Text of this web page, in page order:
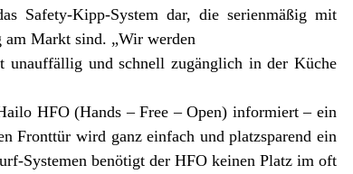
Safety-Kipp-System dar, die serienmäßig mit
am Markt sind. „Wir werden
unauffällig und schnell zugänglich in der Küche
HFO (Hands – Free – Open) informiert – ein
Fronttür wird ganz einfach und platzsparend ein
Systemen benötigt der HFO keinen Platz im oft